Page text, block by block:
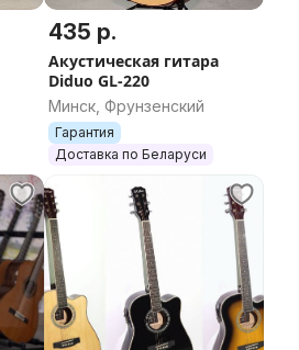
435 р.
Акустическая гитара
Diduo GL-220
Минск, Фрунзенский
Гарантия
Доставка по Беларуси